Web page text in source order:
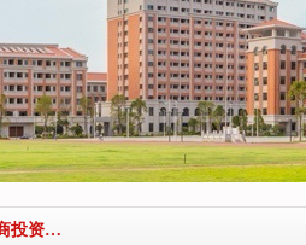
【端午节•特辑】浓浓端午情 学园一家亲 ——泉州台商投资区湖东学园成功举办首届教职员工端午节工会活动